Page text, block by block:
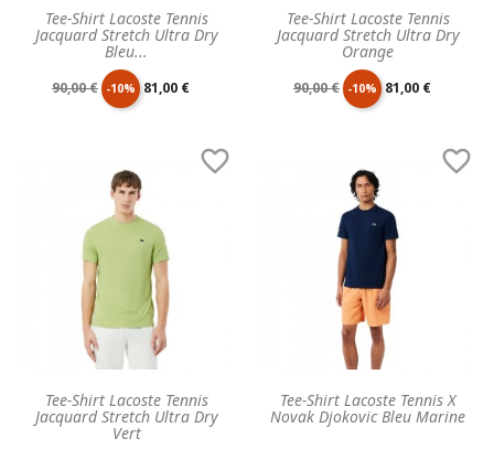
Tee-Shirt Lacoste Tennis
Jacquard Stretch Ultra Dry
Bleu...
Prix
90,00 € -10% Prix
81,00 €
Tee-Shirt Lacoste Tennis
Jacquard Stretch Ultra Dry
Orange
Prix
90,00 € -10% Prix
81,00 €
Tee-Shirt Lacoste Tennis
Jacquard Stretch Ultra Dry
Vert

Tee-Shirt Lacoste Tennis X
Novak Djokovic Bleu Marine
